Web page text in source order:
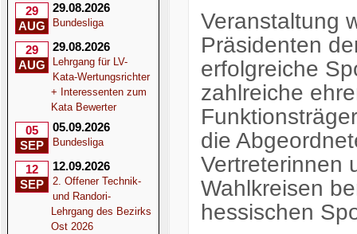
29
AUG
29.08.2026
Bundesliga
29
AUG
29.08.2026
Lehrgang für LV-
Kata-Wertungsrichter
+ Interessenten zum
Kata Bewerter
05
SEP
05.09.2026
Bundesliga
12
SEP
12.09.2026
2. Offener Technik-
und Randori-
Lehrgang des Bezirks
Ost 2026
Veranstaltung
Präsidenten
erfolgreiche
zahlreiche
die
Vertreterinnen
Wahlkreisen
hessischen